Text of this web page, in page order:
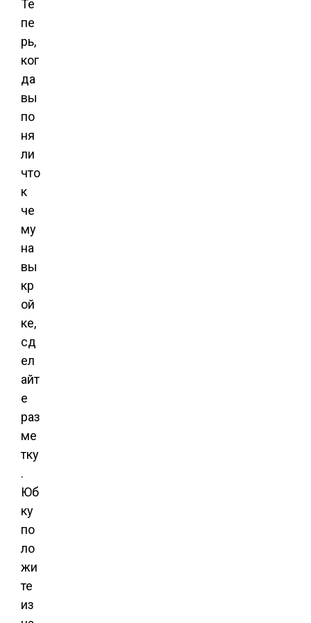
Те
пе
рь,
ког
да
вы
по
ня
ли
что
к
че
му
на
вы
кр
ой
ке,
сд
ел
айт
е
раз
ме
тку
.
Юб
ку
по
ло
жи
те
из